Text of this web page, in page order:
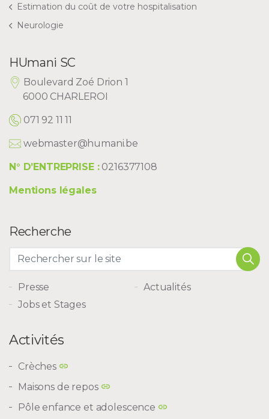
Estimation du coût de votre hospitalisation
Neurologie
HUmani SC
Boulevard Zoé Drion 1
6000 CHARLEROI
071 92 11 11
webmaster@humani.be
N° D’ENTREPRISE :0216377108
Mentions légales
Recherche
Presse
Actualités
Jobs et Stages
Activités
Crèches
Maisons de repos
Pôle enfance et adolescence